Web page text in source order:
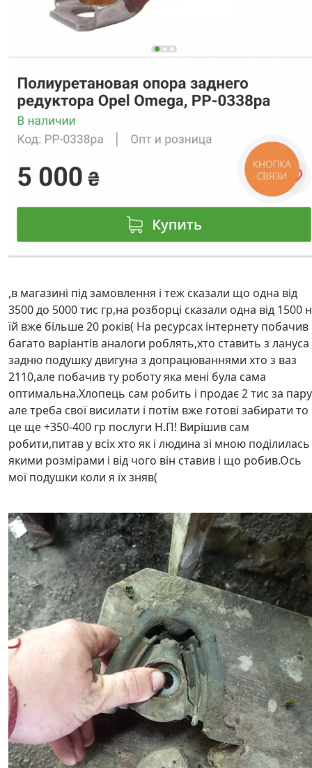
,в магазині під замовлення і теж сказали що одна від
3500 до 5000 тис гр,на розборці сказали одна від 1500
їй вже більше 20 років( На ресурсах інтернету побачив
багато варіантів аналоги роблять,хто ставить з лануса
задню подушку двигуна з допрацюваннями хто з ваз
2110,але побачив ту роботу яка мені була сама
оптимальна.Хлопець сам робить і продає 2 тис за пару
але треба свої висилати і потім вже готові забирати то
це ще +350-400 гр послуги Н.П! Вирішив сам
робити,питав у всіх хто як і людина зі мною поділилась
якими розмірами і від чого він ставив і що робив.Ось
мої подушки коли я їх зняв(